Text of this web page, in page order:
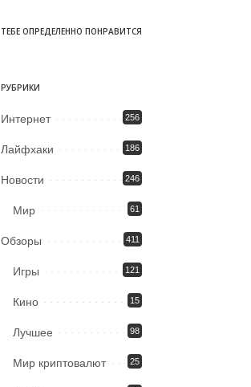
ТЕБЕ ОПРЕДЕЛЕННО ПОНРАВИТСЯ
РУБРИКИ
Интернет 256
Лайфхаки 186
Новости 246
Мир 61
Обзоры 411
Игры 121
Кино 15
Лучшее 98
Мир криптовалют 25